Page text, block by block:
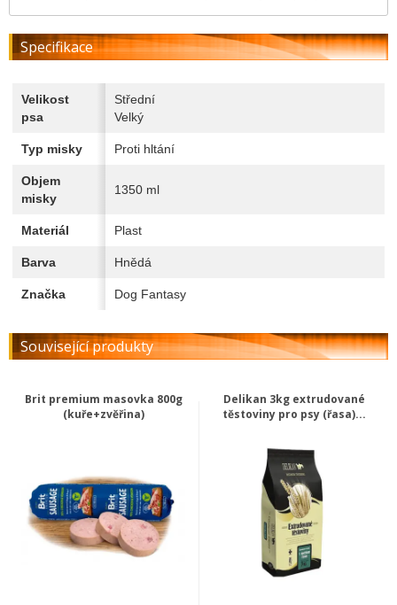
Specifikace
Velikost
psa
Střední
Velký
Typ misky Proti hltání
Objem
misky
1350 ml
Materiál Plast
Barva Hnědá
Značka Dog Fantasy
Související produkty
Brit premium masovka 800g
(kuře+zvěřina)
Delikan 3kg extrudované
těstoviny pro psy (řasa)...